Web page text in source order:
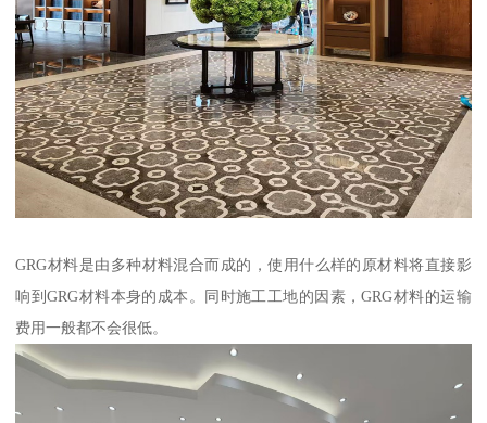
GRG材料是由多种材料混合而成的，使用什么样的原材料将直接影
响到GRG材料本身的成本。同时施工工地的因素，GRG材料的运输
费用一般都不会很低。